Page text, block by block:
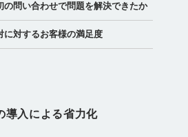
の問い合わせで問題を解決できたか
に対するお客様の満足度
導入による省力化